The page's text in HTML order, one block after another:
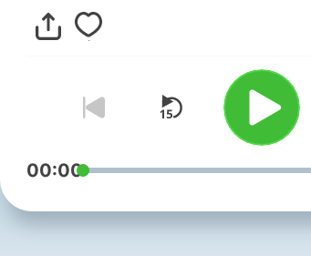
que os
sair de
contadas
Vilaça.
00:00